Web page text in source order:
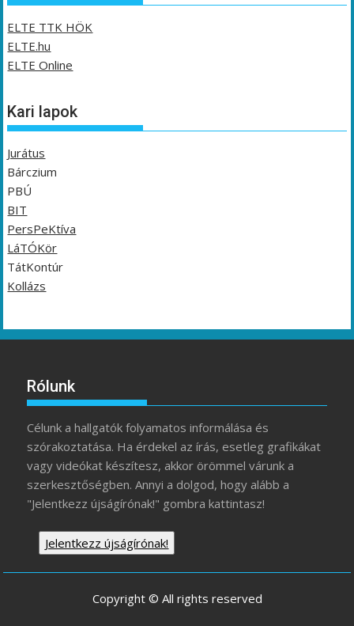
ELTE TTK HÖK
ELTE.hu
ELTE Online
Kari lapok
Jurátus
Bárczium
PBÚ
BIT
PersPeKtíva
LáTÓKör
TátKontúr
Kollázs
Rólunk
Célunk a hallgatók folyamatos informálása és
szórakoztatása. Ha érdekel az írás, esetleg grafikákat
vagy videókat készítesz, akkor örömmel várunk a
szerkesztőségben. Annyi a dolgod, hogy alább a
"Jelentkezz újságírónak!" gombra kattintasz!
Jelentkezz újságírónak!
Copyright © All rights reserved